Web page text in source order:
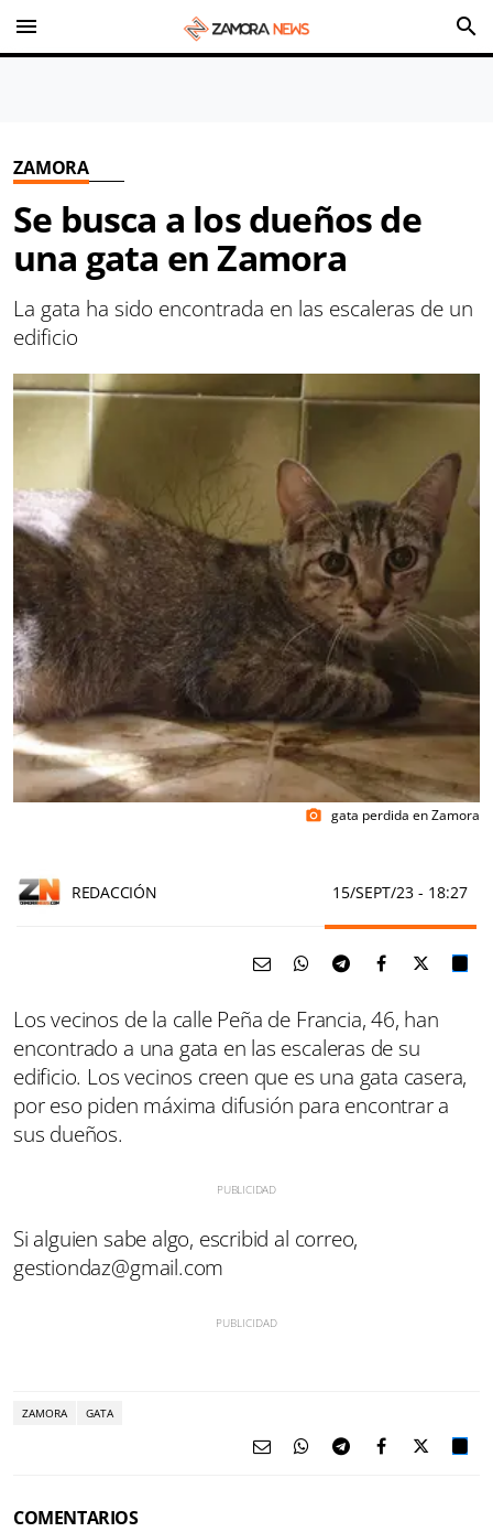
menu search
ZAMORA
Se busca a los dueños de
una gata en Zamora
La gata ha sido encontrada en las escaleras de un
edificio
photo_camera gata perdida en Zamora
REDACCIÓN 15/SEPT/23 - 18:27
Los vecinos de la calle Peña de Francia, 46, han
encontrado a una gata en las escaleras de su
edificio. Los vecinos creen que es una gata casera,
por eso piden máxima difusión para encontrar a
sus dueños.
Si alguien sabe algo, escribid al correo,
gestiondaz@gmail.com
ZAMORA GATA
COMENTARIOS